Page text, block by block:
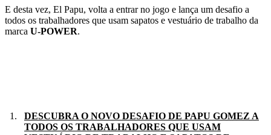
E desta vez, El Papu, volta a entrar no jogo e lança um desafio a
todos os trabalhadores que usam sapatos e vestuário de trabalho da
marca U-POWER.
DESCUBRA O NOVO DESAFIO DE PAPU GOMEZ A
TODOS OS TRABALHADORES QUE USAM